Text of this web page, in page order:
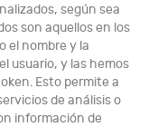
según sea
son aquellos en los
el nombre y la
usuario, y las hemos
Esto permite a
de análisis o
información de